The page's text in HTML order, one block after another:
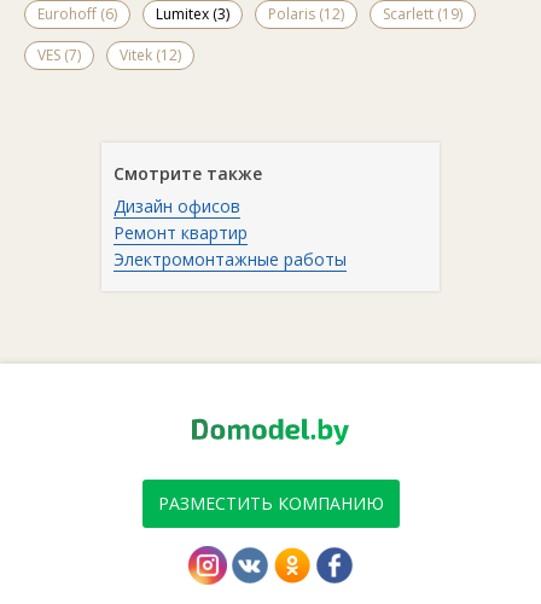
Eurohoff (6) Lumitex (3) Polaris (12)
Scarlett (19)
VES (7)
Vitek (12)
Смотрите также
Дизайн офисов
Ремонт квартир
Электромонтажные работы
РАЗМЕСТИТЬ КОМПАНИЮ